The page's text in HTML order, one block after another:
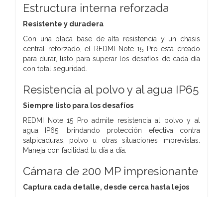
Estructura interna reforzada
Resistente y duradera
Con una placa base de alta resistencia y un chasis
central reforzado, el REDMI Note 15 Pro está creado
para durar, listo para superar los desafíos de cada día
con total seguridad.
Resistencia al polvo y al agua IP65
Siempre listo para los desafíos
REDMI Note 15 Pro admite resistencia al polvo y al
agua IP65, brindando protección efectiva contra
salpicaduras, polvo u otras situaciones imprevistas.
Maneja con facilidad tu día a día.
Cámara de 200 MP impresionante
Captura cada detalle, desde cerca hasta lejos